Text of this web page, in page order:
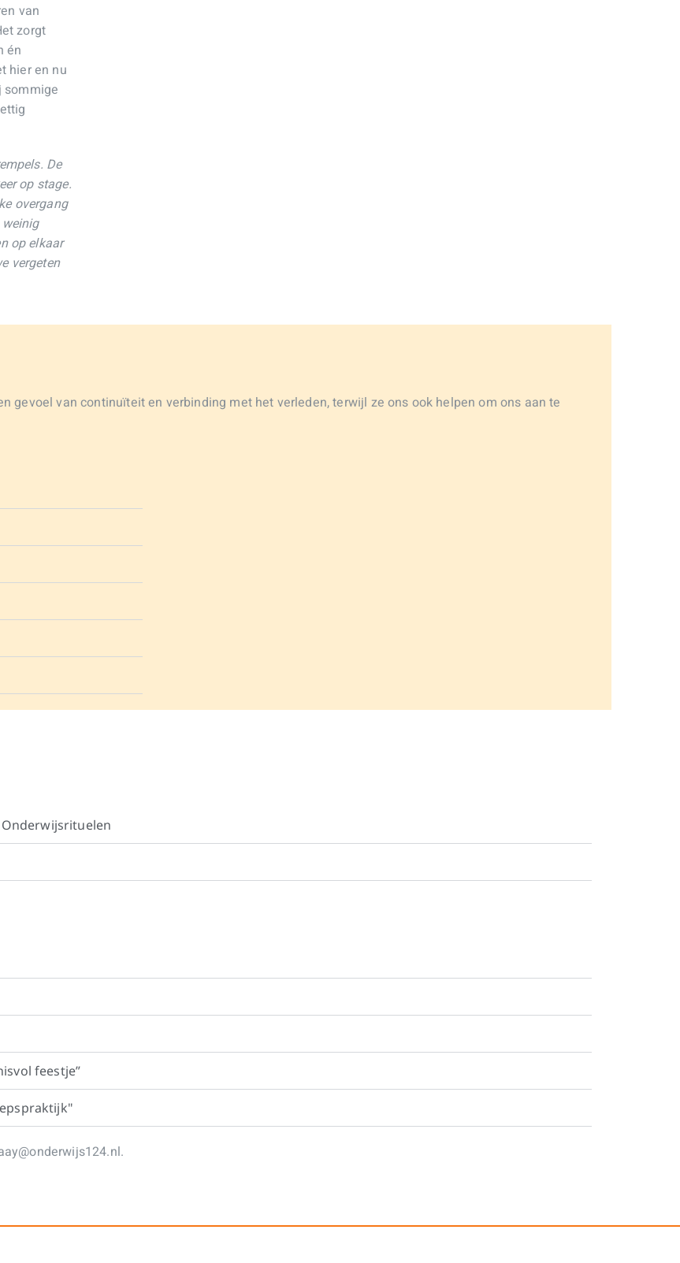
van
zorgt
én
hier en nu
sommige
De
op stage.
overgang
op elkaar
vergeten
gevoel van continuïteit en verbinding met het verleden, terwijl ze ons ook helpen om ons aan te
feestje”
.